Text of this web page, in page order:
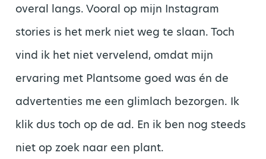
overal langs. Vooral op mijn Instagram
stories is het merk niet weg te slaan. Toch
vind ik het niet vervelend, omdat mijn
ervaring met Plantsome goed was én de
advertenties me een glimlach bezorgen. Ik
klik dus toch op de ad. En ik ben nog steeds
niet op zoek naar een plant.